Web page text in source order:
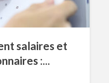
salaires et
:...